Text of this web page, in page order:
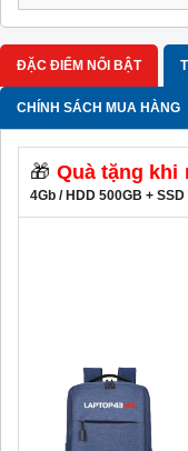
ĐẶC ĐIỂM NỔI BẬT
CHÍNH SÁCH MUA HÀNG
🎁 Quà tặng khi
4Gb / HDD 500GB +